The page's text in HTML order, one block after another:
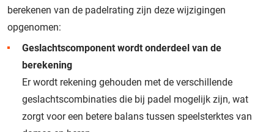
berekenen van de padelrating zijn deze wijzigingen
opgenomen:
Geslachtscomponent wordt onderdeel van de
berekening
Er wordt rekening gehouden met de verschillende
geslachtscombinaties die bij padel mogelijk zijn, wat
zorgt voor een betere balans tussen speelsterktes van